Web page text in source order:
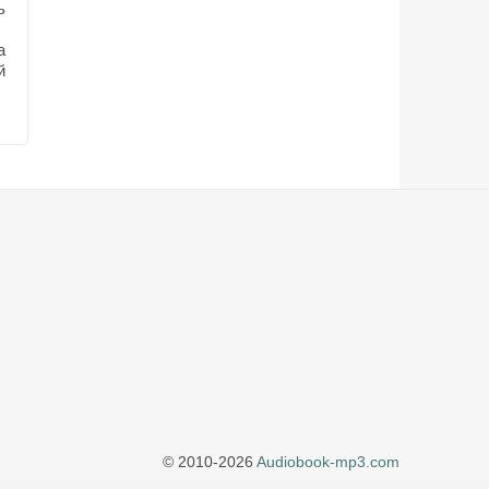
© 2010-2026 Audiobook-mp3.com